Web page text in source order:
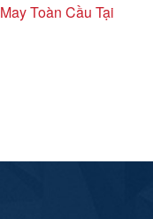
Toàn Cầu Tại